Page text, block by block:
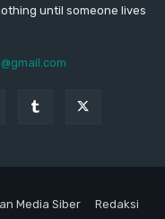
until someone lives
Media Siber Redaksi